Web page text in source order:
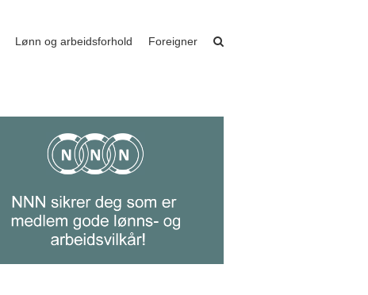
Lønn og arbeidsforhold Foreigner